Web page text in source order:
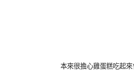
本來很擔心雞蛋糕吃起來